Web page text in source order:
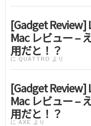
[Gadget Review]
Mac レビュー –
用だと！？
に QUATTRO より
[Gadget Review]
Mac レビュー –
用だと！？
に AXE より